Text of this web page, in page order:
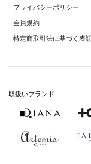
プライバシーポリシー
会員規約
特定商取引法に基づく表
取扱いブランド